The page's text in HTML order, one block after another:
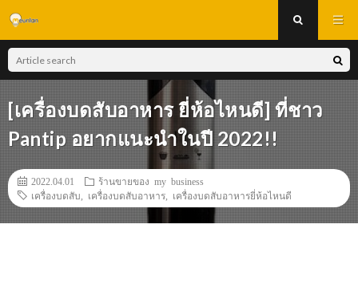
[เครื่องบดสับอาหาร ยี่ห้อไหนดี] ที่ชาว
Pantip อยากแนะนำในปี 2022!!
2022.04.01
ร้านขายของ my business
เครื่องบดสับ
เครื่องบดสับอาหาร เครื่องบดสับอาหารยี่ห้อไหนดี